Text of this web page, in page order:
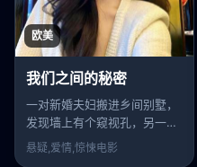
欧美
我们之间的秘密
一对新婚夫妇搬进乡间别墅，
发现墙上有个窥视孔，另一边
住着丈夫的“前妻”。
悬疑,爱情,惊悚电影